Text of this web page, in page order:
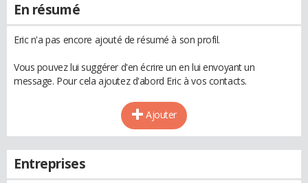
En résumé
Eric n'a pas encore ajouté de résumé à son profil.
Vous pouvez lui suggérer d'en écrire un en lui envoyant un
message. Pour cela ajoutez d'abord Eric à vos contacts.
Ajouter
Entreprises